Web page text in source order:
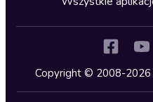
Kryminały
Lektury szkolne
Copyright © 2008-2026